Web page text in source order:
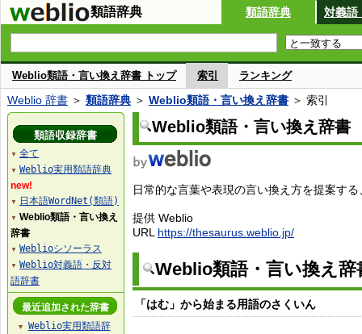
類語辞典 類語辞典 対義語
Weblio類語・言い換え辞書 トップ 索引 ランキング
Weblio 辞書 ＞ 類語辞典 ＞ Weblio類語・言い換え辞書 ＞ 索引
Weblio類語・言い換え辞書
日常的な言葉や表現の言い換え方を提案す
提供 Weblio
URL https://thesaurus.weblio.jp/
Weblio類語・言い換え
「はむ」から始まる用語のさくいん
類語収録辞書
▼ 全て
▼ Weblio実用類語辞典
new!
▼ 日本語WordNet(類語)
▼ Weblio類語・言い換え
辞書
▼ Weblioシソーラス
▼ Weblio対義語・反対
語辞書
最近追加された辞書
▼
Weblio実用類語辞